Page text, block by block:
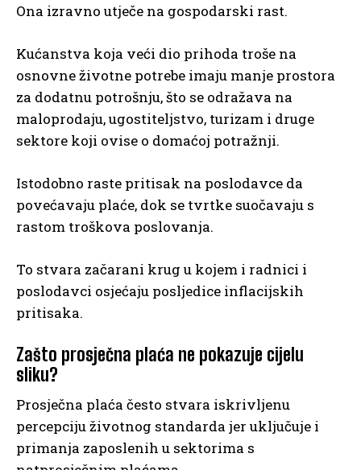
Ona izravno utječe na gospodarski rast.
Kućanstva koja veći dio prihoda troše na
osnovne životne potrebe imaju manje prostora
za dodatnu potrošnju, što se odražava na
maloprodaju, ugostiteljstvo, turizam i druge
sektore koji ovise o domaćoj potražnji.
Istodobno raste pritisak na poslodavce da
povećavaju plaće, dok se tvrtke suočavaju s
rastom troškova poslovanja.
To stvara začarani krug u kojem i radnici i
poslodavci osjećaju posljedice inflacijskih
pritisaka.
Zašto prosječna plaća ne pokazuje cijelu
sliku?
Prosječna plaća često stvara iskrivljenu
percepciju životnog standarda jer uključuje i
primanja zaposlenih u sektorima s